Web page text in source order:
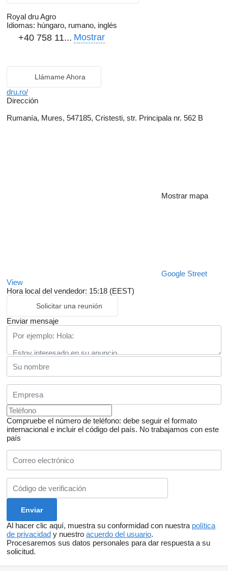
Royal dru Agro
Idiomas: húngaro, rumano, inglés
+40 758 11... Mostrar
Llámame Ahora
dru.ro/
Dirección
Rumanía, Mures, 547185, Cristesti, str. Principala nr. 562 B
Mostrar mapa
Google Street
View
Hora local del vendedor: 15:18 (EEST)
Solicitar una reunión
Enviar mensaje
Compruebe el número de teléfono: debe seguir el formato
internacional e incluir el código del país. No trabajamos con este
país
Al hacer clic aquí, muestra su conformidad con nuestra política
de privacidad y nuestro acuerdo del usuario.
Procesaremos sus datos personales para dar respuesta a su
solicitud.